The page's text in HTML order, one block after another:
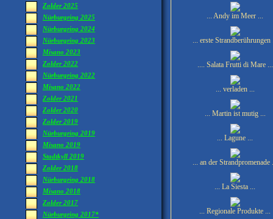
Zolder 2025
Nürburgring 2025
Nürburgring 2024
Nürburgring 2023
Misano 2023
Zolder 2022
Nürburgring 2022
Misano 2022
Zolder 2021
Zolder 2020
Zolder 2019
Nürburgring 2019
Misano 2019
Stadtkyll 2019
Zolder 2018
Nürburgring 2018
Misano 2018
Zolder 2017
Nürburgring 2017*
... Andy im Meer ...
... erste Strandberührungen
.... Salata Frutti di Mare ...
... verladen ...
... Martin ist mutig ...
... Lagune ...
... an der Strandpromenade
... La Siesta ...
... Regionale Produkte ...